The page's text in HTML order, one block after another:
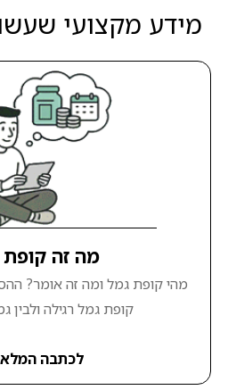
מידע מקצועי
מה זה
מהי קופת גמל ומה זה אומר?
קופת גמל רגילה ולבין
לכתבה